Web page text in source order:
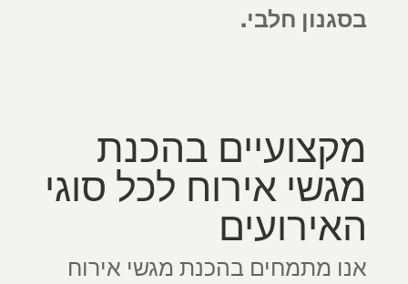
בסגנון חלבי.
מקצועיים בהכנת
מגשי אירוח לכל סוגי
האירועים
אנו מתמחים בהכנת מגשי אירוח